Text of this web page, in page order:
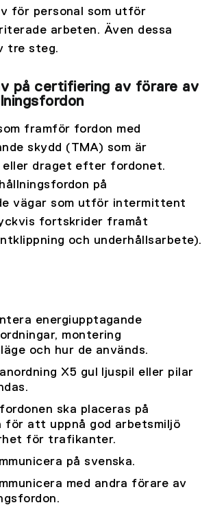
för personal som utför
arbeten. Även dessa
tre steg.
på certifiering av förare av
framför fordon med
skydd (TMA) som är
eller draget efter fordonet.
på
vägar som utför intermittent
fortskrider framåt
och underhållsarbete).
energiupptagande
montering
och hur de används.
X5 gul ljuspil eller pilar
ska placeras på
för att uppnå god arbetsmiljö
för trafikanter.
på svenska.
med andra förare av